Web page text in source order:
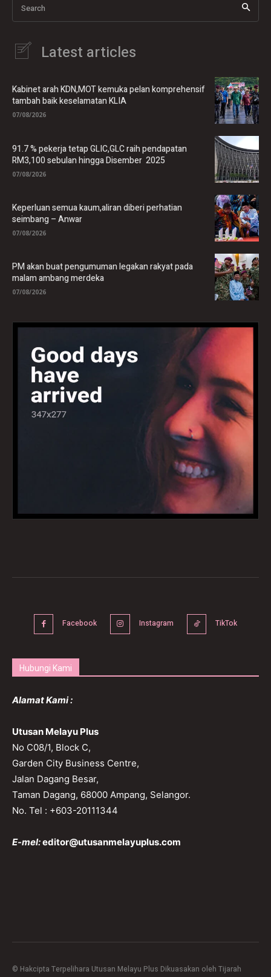
Search
Latest articles
Kabinet arah KDN,MOT kemuka pelan komprehensif
tambah baik keselamatan KLIA
07/08/2026
91.7 % pekerja tetap GLIC,GLC raih pendapatan
RM3,100 sebulan hingga Disember 2025
07/08/2026
Keperluan semua kaum,aliran diberi perhatian
seimbang – Anwar
07/08/2026
PM akan buat pengumuman legakan rakyat pada
malam ambang merdeka
07/08/2026
Facebook Instagram TikTok
Hubungi Kami
Alamat Kami :
Utusan Melayu Plus
No C08/1, Block C,
Garden City Business Centre,
Jalan Dagang Besar,
Taman Dagang, 68000 Ampang, Selangor.
No. Tel : +603-20111344
E-mel:editor@utusanmelayuplus.com
© Hakcipta Terpelihara Utusan Melayu Plus Dikuasakan oleh Tijarah